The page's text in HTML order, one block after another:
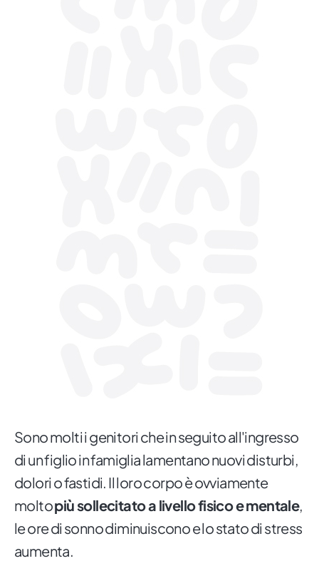
Sono molti i genitori che in seguito all'ingresso
di un figlio in famiglia lamentano nuovi disturbi,
dolori o fastidi. Il loro corpo è ovviamente
moltopiù sollecitato a livello fisico e mentale,
le ore di sonno diminuiscono e lo stato di stress
aumenta.